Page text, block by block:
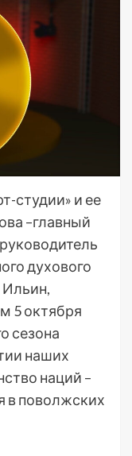
студии» и ее
–главный
духового
5 октября
сезона
наших
наций –
в поволжских